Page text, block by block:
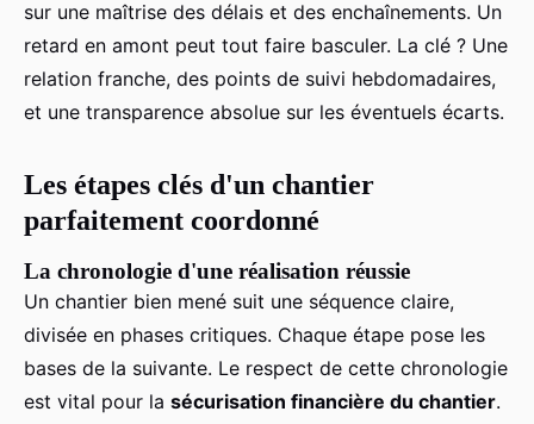
sur une maîtrise des délais et des enchaînements. Un
retard en amont peut tout faire basculer. La clé ? Une
relation franche, des points de suivi hebdomadaires,
et une transparence absolue sur les éventuels écarts.
Les étapes clés d'un chantier
parfaitement coordonné
La chronologie d'une réalisation réussie
Un chantier bien mené suit une séquence claire,
divisée en phases critiques. Chaque étape pose les
bases de la suivante. Le respect de cette chronologie
est vital pour la sécurisation financière du chantier.